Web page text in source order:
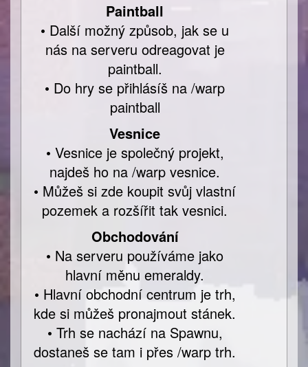
Paintball
• Další možný způsob, jak se u
nás na serveru odreagovat je
paintball.
• Do hry se přihlásíš na /warp
paintball
Vesnice
• Vesnice je společný projekt,
najdeš ho na /warp vesnice.
• Můžeš si zde koupit svůj vlastní
pozemek a rozšířit tak vesnici.
Obchodování
• Na serveru používáme jako
hlavní měnu emeraldy.
• Hlavní obchodní centrum je trh,
kde si můžeš pronajmout stánek.
• Trh se nachází na Spawnu,
dostaneš se tam i přes /warp trh.